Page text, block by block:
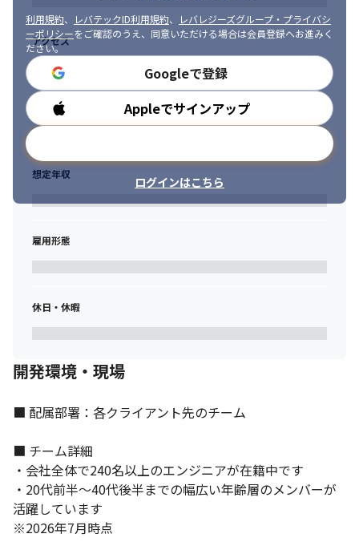
・参画するのは、約7割が大手企業、約3割が上場企業のプロジェ
クト
・会社宛に毎日1,500件以上のプロジェクト参画オファーメールが
あり！選べるプロジェクト多数
・参画するプロジェクトの勤務時間は代表自ら確認/調整をしてい
るため平均残業時間は15時間以内
・未経験の分野や技術を扱うプロジェクトにも希望があれば挑戦
OK！様々な言語と幅広い領域でスキルアップが可能
・インフラ→開発にジョブチェンジも可能！
利用規約、 レバテックID利用規約、
レバレジーズグループ・プライバシ
ーポリシーをご確認のうえ、同意いただける場合は会員登録へお進みく
ださい。
Googleで登録
Appleでサインアップ
ログインはこちら
アクセス
勤務時間
想定年収
雇用形態
休日・休暇
開発環境・現場
■ 配属部署：各クライアント先のチーム
■ チーム詳細
・会社全体で240名以上のエンジニアが在籍中です
・20代前半～40代後半までの幅広い年齢層のメンバーが
活躍しています
※2026年7月時点